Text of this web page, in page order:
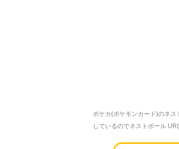
ポケカ(ポケモンカード)のネ
しているのでネストボール